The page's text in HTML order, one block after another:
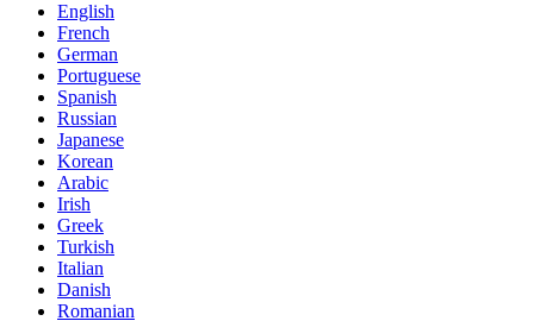
English
French
German
Portuguese
Spanish
Russian
Japanese
Korean
Arabic
Irish
Greek
Turkish
Italian
Danish
Romanian